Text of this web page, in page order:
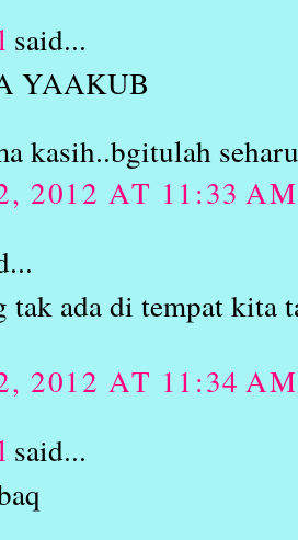
said...
YAAKUB
kasih..bgitulah
2012 AT 11:33 AM
tak ada di tempat kita
2012 AT 11:34 AM
said...